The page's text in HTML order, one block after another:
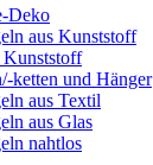
Deko
aus Kunststoff
Kunststoff
ketten und Hänger
aus Textil
aus Glas
nahtlos